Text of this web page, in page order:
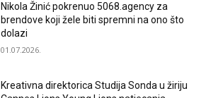
Nikola Žinić pokrenuo 5068.agency za
brendove koji žele biti spremni na ono što
dolazi
01.07.2026.
Kreativna direktorica Studija Sonda u žiriju